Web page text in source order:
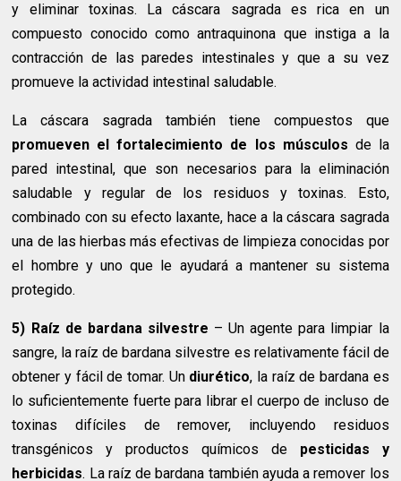
y eliminar toxinas. La cáscara sagrada es rica en un
compuesto conocido como antraquinona que instiga a la
contracción de las paredes intestinales y que a su vez
promueve la actividad intestinal saludable.
La cáscara sagrada también tiene compuestos que
promueven el fortalecimiento de los músculos de la
pared intestinal, que son necesarios para la eliminación
saludable y regular de los residuos y toxinas. Esto,
combinado con su efecto laxante, hace a la cáscara sagrada
una de las hierbas más efectivas de limpieza conocidas por
el hombre y uno que le ayudará a mantener su sistema
protegido.
5) Raíz de bardana silvestre – Un agente para limpiar la
sangre, la raíz de bardana silvestre es relativamente fácil de
obtener y fácil de tomar. Un diurético, la raíz de bardana es
lo suficientemente fuerte para librar el cuerpo de incluso de
toxinas difíciles de remover, incluyendo residuos
transgénicos y productos químicos de pesticidas y
herbicidas. La raíz de bardana también ayuda a remover los